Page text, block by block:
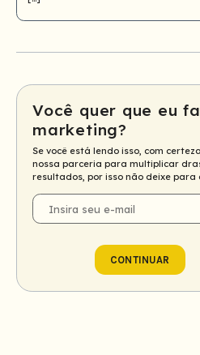
Você quer que eu
marketing?
Se você está lendo isso, com
nossa parceria para multiplicar
resultados, por isso não deixe para
E-
mail
CONTINUAR